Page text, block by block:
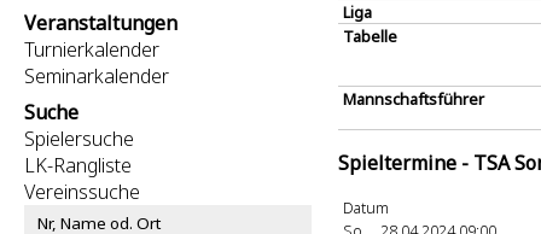
Veranstaltungen
Turnierkalender
Seminarkalender
Suche
Spielersuche
LK-Rangliste
Vereinssuche
Liga
Tabelle
Mannschaftsführer
Spieltermine - TSA
Datum